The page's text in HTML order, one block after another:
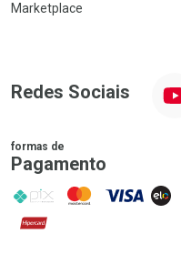
Marketplace
Redes Sociais
formas de
Pagamento
PIX MasterCard
VISA ELO
Hipercard